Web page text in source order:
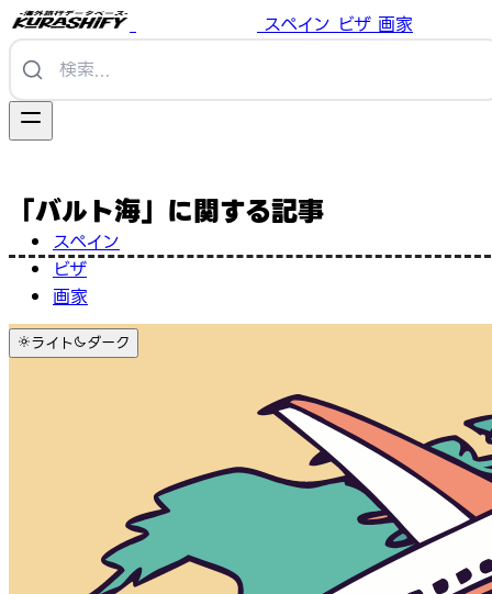
スペイン ビザ 画家
スペイン
ビザ
画家
ライト ダーク
「バルト海」に関する記事